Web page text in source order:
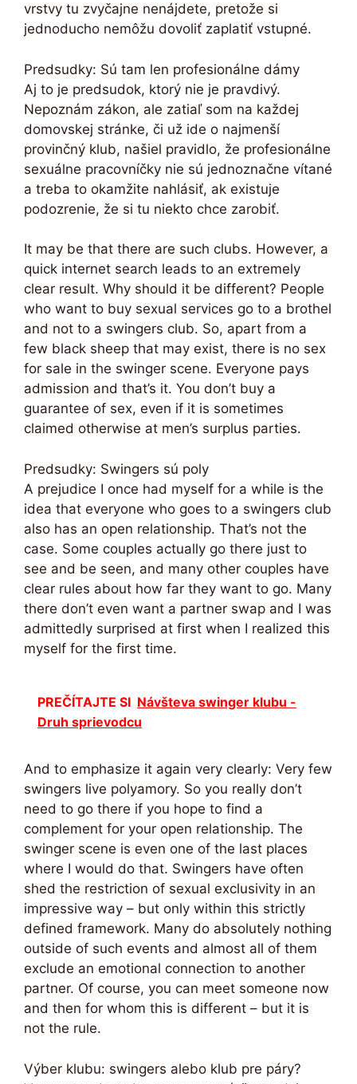
vrstvy tu zvyčajne nenájdete, pretože si
jednoducho nemôžu dovoliť zaplatiť vstupné.
Predsudky: Sú tam len profesionálne dámy
Aj to je predsudok, ktorý nie je pravdivý.
Nepoznám zákon, ale zatiaľ som na každej
domovskej stránke, či už ide o najmenší
provinčný klub, našiel pravidlo, že profesionálne
sexuálne pracovníčky nie sú jednoznačne vítané
a treba to okamžite nahlásiť, ak existuje
podozrenie, že si tu niekto chce zarobiť.
It may be that there are such clubs. However, a
quick internet search leads to an extremely
clear result. Why should it be different? People
who want to buy sexual services go to a brothel
and not to a swingers club. So, apart from a
few black sheep that may exist, there is no sex
for sale in the swinger scene. Everyone pays
admission and that’s it. You don’t buy a
guarantee of sex, even if it is sometimes
claimed otherwise at men’s surplus parties.
Predsudky: Swingers sú poly
A prejudice I once had myself for a while is the
idea that everyone who goes to a swingers club
also has an open relationship. That’s not the
case. Some couples actually go there just to
see and be seen, and many other couples have
clear rules about how far they want to go. Many
there don’t even want a partner swap and I was
admittedly surprised at first when I realized this
myself for the first time.
PREČÍTAJTE SI Návšteva swinger klubu -
Druh sprievodcu
And to emphasize it again very clearly: Very few
swingers live polyamory. So you really don’t
need to go there if you hope to find a
complement for your open relationship. The
swinger scene is even one of the last places
where I would do that. Swingers have often
shed the restriction of sexual exclusivity in an
impressive way – but only within this strictly
defined framework. Many do absolutely nothing
outside of such events and almost all of them
exclude an emotional connection to another
partner. Of course, you can meet someone now
and then for whom this is different – but it is
not the rule.
Výber klubu: swingers alebo klub pre páry?